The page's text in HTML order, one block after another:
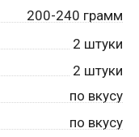
200-240 грамм
2 штуки
2 штуки
по вкусу
по вкусу